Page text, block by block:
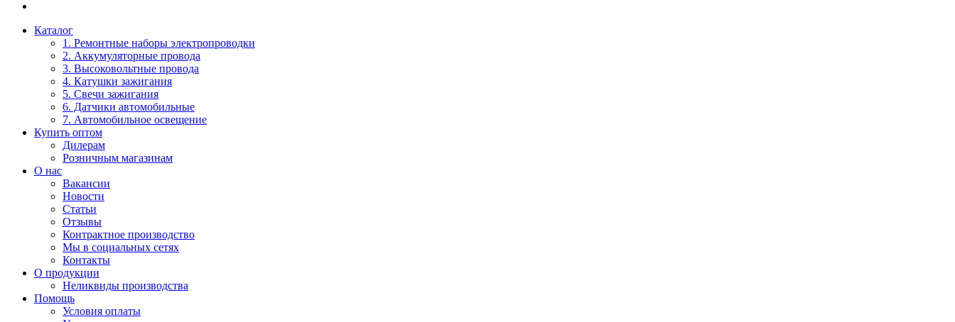
Каталог
1. Ремонтные наборы электропроводки
2. Аккумуляторные провода
3. Высоковольтные провода
4. Катушки зажигания
5. Свечи зажигания
6. Датчики автомобильные
7. Автомобильное освещение
Купить оптом
Дилерам
Розничным магазинам
О нас
Вакансии
Новости
Статьи
Отзывы
Контрактное производство
Мы в социальных сетях
Контакты
О продукции
Неликвиды производства
Помощь
Условия оплаты